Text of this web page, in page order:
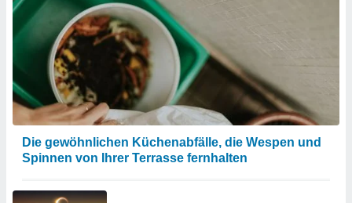
Die gewöhnlichen Küchenabfälle, die Wespen und
Spinnen von Ihrer Terrasse fernhalten